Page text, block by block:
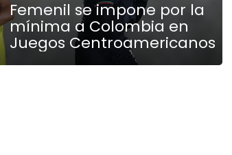
Femenil se impone por la
mínima a Colombia en
Juegos Centroamericanos